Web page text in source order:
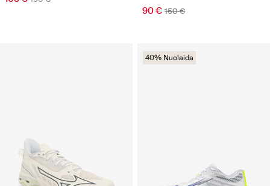
90 € 150 €
40% Nuolaida